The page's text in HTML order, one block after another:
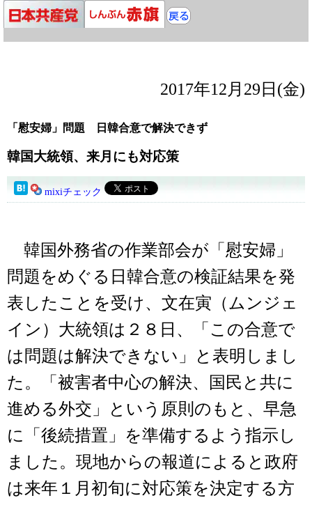
2017年12月29日(金)
「慰安婦」問題 日韓合意で解決できず
韓国大統領、来月にも対応策
mixiチェック
韓国外務省の作業部会が「慰安婦」
問題をめぐる日韓合意の検証結果を発
表したことを受け、文在寅（ムンジェ
イン）大統領は２８日、「この合意で
は問題は解決できない」と表明しまし
た。「被害者中心の解決、国民と共に
進める外交」という原則のもと、早急
に「後続措置」を準備するよう指示し
ました。現地からの報道によると政府
は来年１月初旬に対応策を決定する方